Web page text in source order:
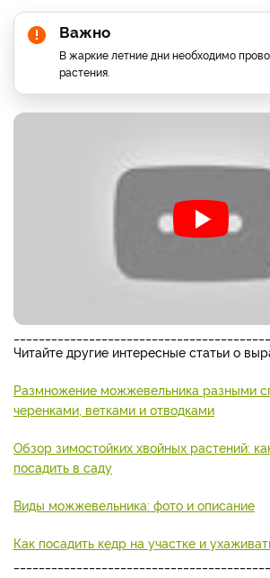
Важно
В жаркие летние дни необходимо
растения.
Читайте другие интересные статьи о
Размножение можжевельника разными
черенками, ветками и отводками
Обзор зимостойких хвойных растений:
посадить в саду
Виды можжевельника: фото и описание
Как посадить кедр на участке и